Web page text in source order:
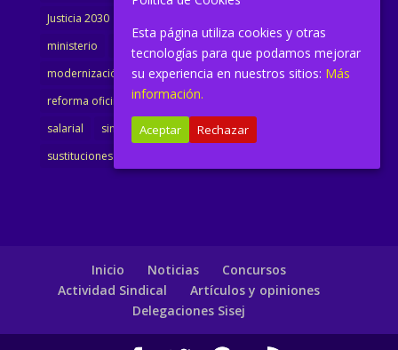
Justicia 2030
ministerio
Ministra Justicia
Ministro de Justicia
modernización
noticias Portavoz
reforma
reforma oficina
renovación
salarial
sindicalismo sindicato sisej
sustituciones
Inicio Noticias
Concursos
Actividad Sindical
Artículos y opiniones
Delegaciones Sisej
Esta página utiliza cookies y otras
tecnologías para que podamos mejorar
su experiencia en nuestros sitios: Más
información.
Aceptar Rechazar